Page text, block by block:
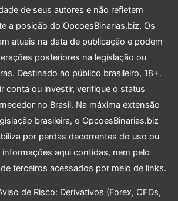
de seus autores e não refletem
a posição do OpcoesBinarias.biz. Os
atuais na data de publicação e podem
posteriores na legislação ou
Destinado ao público brasileiro, 18+.
conta ou investir, verifique o status
no Brasil. Na máxima extensão
brasileira, o OpcoesBinarias.biz
por perdas decorrentes do uso ou
aqui contidas, nem pelo
terceiros acessados por meio de links.
de Risco: Derivativos (Forex, CFDs,